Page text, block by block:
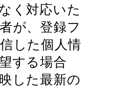
く対応いた
が、登録フ
した個人情
する場合
した最新の